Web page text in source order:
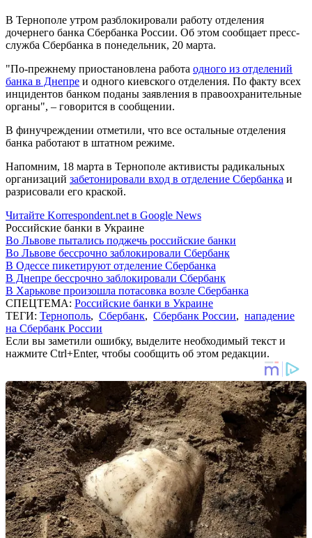
В Тернополе утром разблокировали работу отделения
дочернего банка Сбербанка России. Об этом сообщает пресс-
служба Сбербанка в понедельник, 20 марта.
"По-прежнему приостановлена работа одного из отделений
банка в Днепре и одного киевского отделения. По факту всех
инцидентов банком поданы заявления в правоохранительные
органы", – говорится в сообщении.
В финучреждении отметили, что все остальные отделения
банка работают в штатном режиме.
Напомним, 18 марта в Тернополе активисты радикальных
организаций забетонировали вход в отделение Сбербанка и
разрисовали его краской.
Читайте Korrespondent.net в Google News
Российские банки в Украине
Во Львове пытались поджечь российские банки
Во Львове бессрочно заблокировали Сбербанк
В Одессе пикетируют отделение Сбербанка
В Днепре бессрочно заблокировали Сбербанк
В Харькове произошла потасовка возле Сбербанка
СПЕЦТЕМА: Российские банки в Украине
ТЕГИ: Тернополь, Сбербанк, Сбербанк России, нападение
на Сбербанк России
Если вы заметили ошибку, выделите необходимый текст и
нажмите Ctrl+Enter, чтобы сообщить об этом редакции.